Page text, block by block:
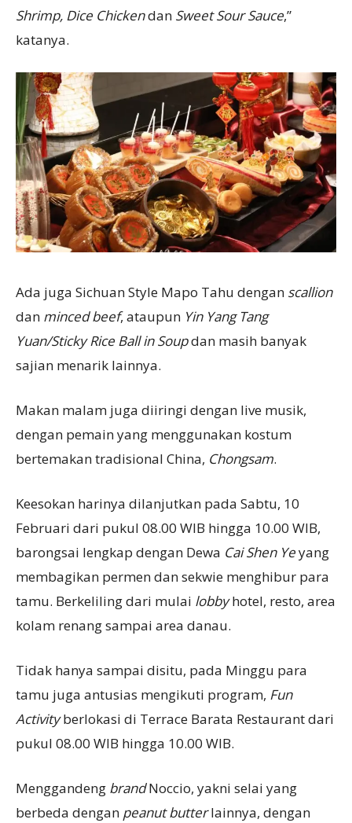
Shrimp, Dice Chickendan Sweet Sour Sauce,”
katanya.
Ada juga Sichuan Style Mapo Tahu dengan scallion
dan minced beef, ataupun Yin Yang Tang
Yuan/Sticky Rice Ballin Soupdan masih banyak
sajian menarik lainnya.
Makan malam juga diiringi dengan live musik,
dengan pemain yang menggunakan kostum
bertemakan tradisional China, Chongsam.
Keesokan harinya dilanjutkan pada Sabtu, 10
Februari dari pukul 08.00 WIB hingga 10.00 WIB,
barongsai lengkap dengan Dewa Cai Shen Yeyang
membagikan permen dan sekwie menghibur para
tamu. Berkeliling dari mulai lobbyhotel, resto, area
kolam renang sampai area danau.
Tidak hanya sampai disitu, pada Minggu para
tamu juga antusias mengikuti program, Fun
Activityberlokasi di Terrace Barata Restaurant dari
pukul 08.00 WIB hingga 10.00 WIB.
Menggandeng brandNoccio, yakni selai yang
berbeda dengan peanut butterlainnya, dengan